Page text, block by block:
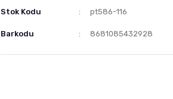
Stok Kodu pt586-116
Barkodu 8681085432928